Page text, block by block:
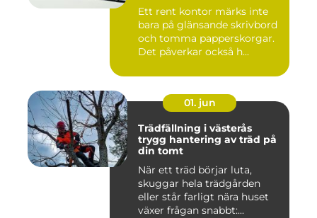
Ett rent kontor märks inte
bara på glänsande skrivbord
och tomma papperskorgar.
Det påverkar också h...
01. jun
Trädfällning i västerås
trygg hantering av träd på
din tomt
När ett träd börjar luta,
skuggar hela trädgården
eller står farligt nära huset
växer frågan snabbt:...